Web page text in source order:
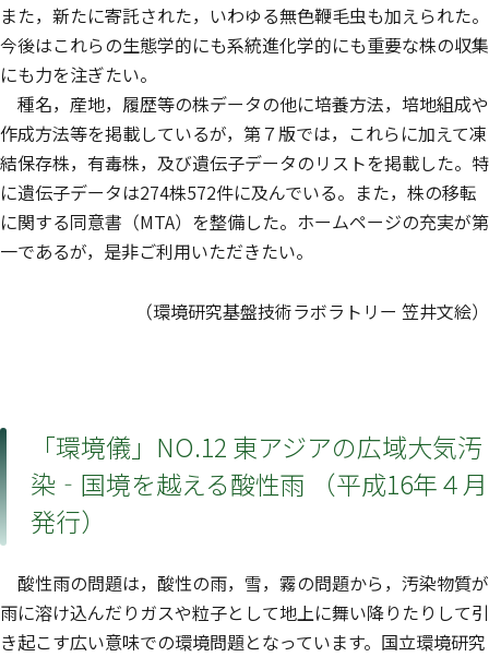
また，新たに寄託された，いわゆる無色鞭毛虫も加えられた。
今後はこれらの生態学的にも系統進化学的にも重要な株の収集
にも力を注ぎたい。
種名，産地，履歴等の株データの他に培養方法，培地組成や
作成方法等を掲載しているが，第７版では，これらに加えて凍
結保存株，有毒株，及び遺伝子データのリストを掲載した。特
に遺伝子データは274株572件に及んでいる。また，株の移転
に関する同意書（MTA）を整備した。ホームページの充実が第
一であるが，是非ご利用いただきたい。
（環境研究基盤技術ラボラトリー 笠井文絵）
「環境儀」NO.12 東アジアの広域大気汚
染‐国境を越える酸性雨 （平成16年４月
発行）
酸性雨の問題は，酸性の雨，雪，霧の問題から，汚染物質が
雨に溶け込んだりガスや粒子として地上に舞い降りたりして引
き起こす広い意味での環境問題となっています。国立環境研究